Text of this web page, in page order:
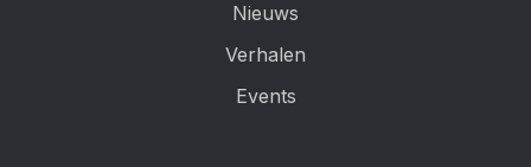
Nieuws
Verhalen
Events